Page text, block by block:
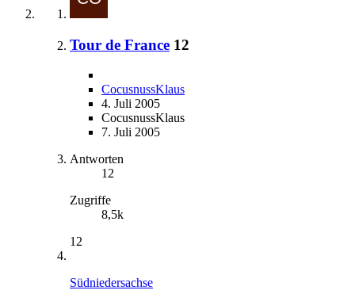
Tour de France 12
CocusnussKlaus
4. Juli 2005
CocusnussKlaus
7. Juli 2005
Antworten
12
Zugriffe
8,5k
12
Südniedersachse